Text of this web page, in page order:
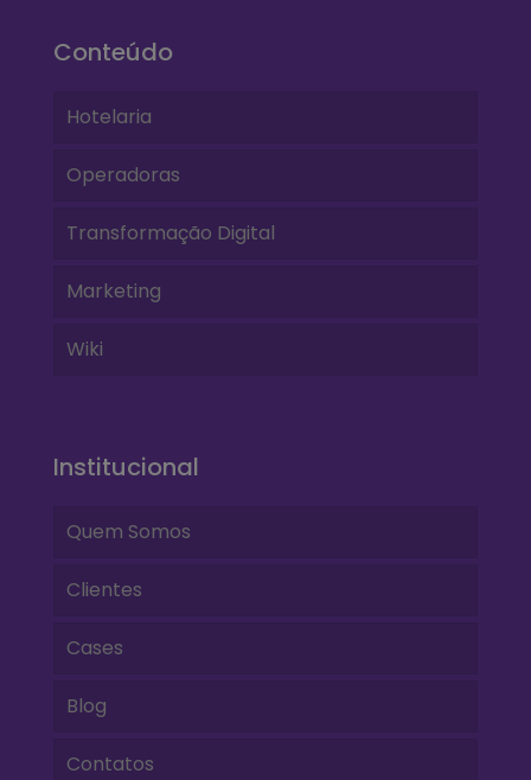
Conteúdo
Hotelaria
Operadoras
Transformação Digital
Marketing
Wiki
Institucional
Quem Somos
Clientes
Cases
Blog
Contatos